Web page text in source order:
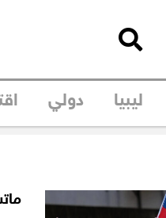
ليبيا دولي